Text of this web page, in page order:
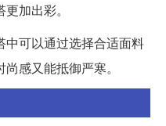
加出彩。
中可以通过选择合适面料
感又能抵御严寒。